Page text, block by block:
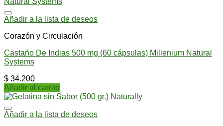
Añadir a la lista de deseos
Corazón y Circulación
Castaño De Indias 500 mg (60 cápsulas) Millenium Natural
Systems
$ 34.200
Añadir al carrito
Añadir a la lista de deseos